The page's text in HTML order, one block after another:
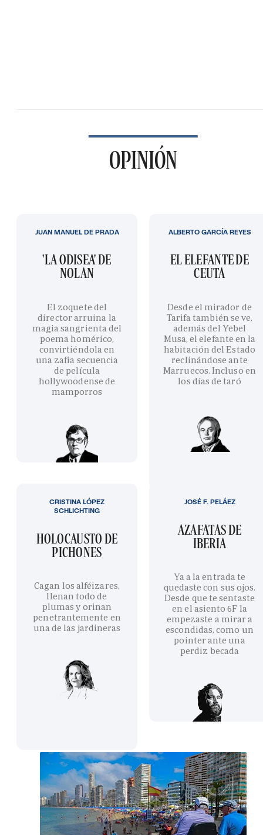
OPINIÓN
'LA ODISEA' DE
NOLAN
El zoquete del
director arruina la
magia sangrienta del
poema homérico,
convirtiéndola en
una zafia secuencia
de película
hollywoodense de
mamporros
JUAN MANUEL DE PRADA
EL ELEFANTE DE
CEUTA
Desde el mirador de
Tarifa también se ve,
además del Yebel
Musa, el elefante en la
habitación del Estado
reclinándose ante
Marruecos. Incluso en
los días de taró
ALBERTO GARCÍA REYES
HOLOCAUSTO DE
PICHONES
Cagan los alféizares,
llenan todo de
plumas y orinan
penetrantemente en
una de las jardineras
CRISTINA LÓPEZ
SCHLICHTING
AZAFATAS DE
IBERIA
Ya a la entrada te
quedaste con sus ojos.
Desde que te sentaste
en el asiento 6F la
empezaste a mirar a
escondidas, como un
pointer ante una
perdiz becada
JOSÉ F. PELÁEZ